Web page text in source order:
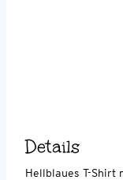
Details
Hellblaues T-